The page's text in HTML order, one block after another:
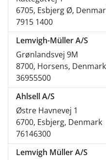
6705, Esbjerg Ø,
7915 1400
Lemvigh-Müller A/S
Grønlandsvej 9M
8700, Horsens, Denmark
36955500
Ahlsell A/S
Østre Havnevej 1
6700, Esbjerg, Denmark
76146300
Lemvigh Müller A/S